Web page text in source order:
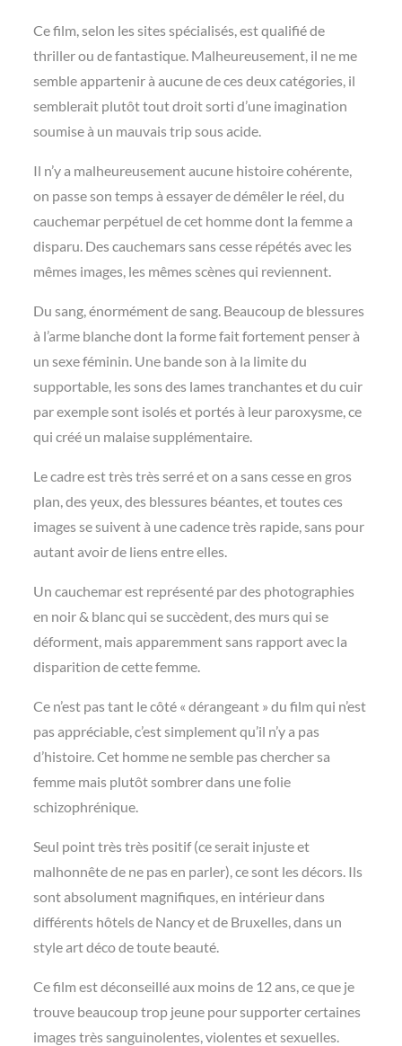
Ce film, selon les sites spécialisés, est qualifié de
thriller ou de fantastique. Malheureusement, il ne me
semble appartenir à aucune de ces deux catégories, il
semblerait plutôt tout droit sorti d’une imagination
soumise à un mauvais trip sous acide.
Il n’y a malheureusement aucune histoire cohérente,
on passe son temps à essayer de démêler le réel, du
cauchemar perpétuel de cet homme dont la femme a
disparu. Des cauchemars sans cesse répétés avec les
mêmes images, les mêmes scènes qui reviennent.
Du sang, énormément de sang. Beaucoup de blessures
à l’arme blanche dont la forme fait fortement penser à
un sexe féminin. Une bande son à la limite du
supportable, les sons des lames tranchantes et du cuir
par exemple sont isolés et portés à leur paroxysme, ce
qui créé un malaise supplémentaire.
Le cadre est très très serré et on a sans cesse en gros
plan, des yeux, des blessures béantes, et toutes ces
images se suivent à une cadencetrès rapide, sans pour
autant avoir de liens entre elles.
Un cauchemar est représenté par des photographies
en noir & blanc qui se succèdent, des murs qui se
déforment, mais apparemment sans rapport avec la
disparition de cette femme.
Ce n’est pas tant le côté « dérangeant » du film qui n’est
pas appréciable, c’est simplement qu’il n’y a pas
d’histoire. Cet homme ne semble pas chercher sa
femme mais plutôt sombrer dans une folie
schizophrénique.
Seul point très très positif (ce serait injuste et
malhonnête de ne pas en parler), ce sont les décors. Ils
sont absolument magnifiques, en intérieur dans
différents hôtels de Nancy et de Bruxelles, dans un
style art déco de toute beauté.
Ce film est déconseillé aux moins de 12 ans, ce que je
trouve beaucoup trop jeune pour supporter certaines
images très sanguinolentes, violentes et sexuelles.